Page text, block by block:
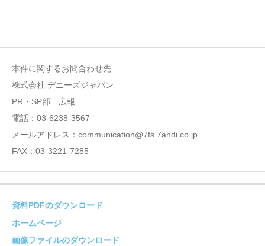
本件に関するお問合わせ先
株式会社 デニーズジャパン
PR・SP部 広報
電話：03-6238-3567
メールアドレス：communication@7fs.7andi.co.jp
FAX：03-3221-7285
資料PDFのダウンロード
ホームページ
画像ファイルのダウンロード